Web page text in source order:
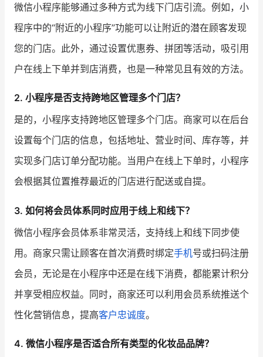
微信小程序能够通过多种方式为线下门店引流。例如，小
程序中的“附近的小程序”功能可以让附近的潜在顾客发现
您的门店。此外，通过设置优惠券、拼团等活动，吸引用
户在线上下单并到店消费，也是一种常见且有效的方法。
2. 小程序是否支持跨地区管理多个门店？
是的，小程序支持跨地区管理多个门店。商家可以在后台
设置每个门店的信息，包括地址、营业时间、库存等，并
实现多门店订单分配功能。当用户在线上下单时，小程序
会根据其位置推荐最近的门店进行配送或自提。
3. 如何将会员体系同时应用于线上和线下？
微信小程序会员体系非常灵活，支持线上和线下同步使
用。商家只需让顾客在首次消费时绑定手机号或扫码注册
会员，无论是在小程序中还是在线下消费，都能累计积分
并享受相应权益。同时，商家还可以利用会员系统推送个
性化营销信息，提高客户忠诚度。
4. 微信小程序是否适合所有类型的化妆品品牌？